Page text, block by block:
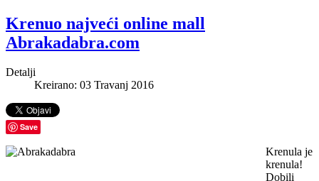
Krenuo najveći online mall
Abrakadabra.com
Detalji
Kreirano: 03 Travanj 2016
Save
Krenula je
krenula!
Dobili